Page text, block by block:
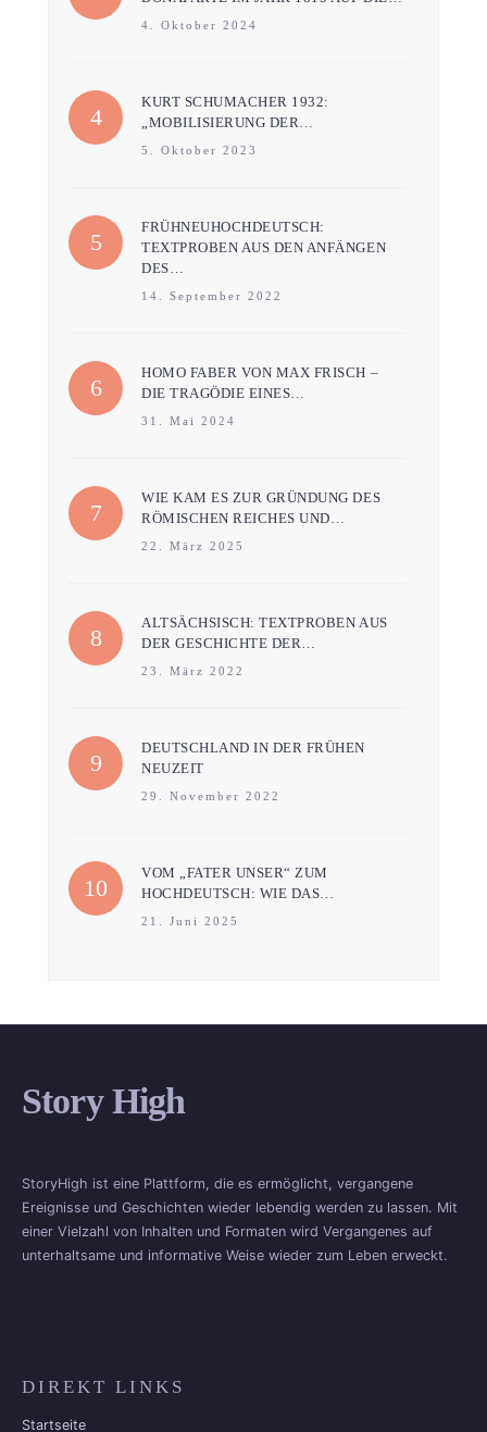
4. Oktober 2024
KURT SCHUMACHER 1932:
„MOBILISIERUNG DER…
5. Oktober 2023
FRÜHNEUHOCHDEUTSCH:
TEXTPROBEN AUS DEN ANFÄNGEN
DES…
14. September 2022
HOMO FABER VON MAX FRISCH –
DIE TRAGÖDIE EINES…
31. Mai 2024
WIE KAM ES ZUR GRÜNDUNG DES
RÖMISCHEN REICHES UND…
22. März 2025
ALTSÄCHSISCH: TEXTPROBEN AUS
DER GESCHICHTE DER…
23. März 2022
DEUTSCHLAND IN DER FRÜHEN
NEUZEIT
29. November 2022
VOM „FATER UNSER“ ZUM
HOCHDEUTSCH: WIE DAS…
21. Juni 2025
Story High
StoryHigh ist eine Plattform, die es ermöglicht, vergangene
Ereignisse und Geschichten wieder lebendig werden zu lassen. Mit
einer Vielzahl von Inhalten und Formaten wird Vergangenes auf
unterhaltsame und informative Weise wieder zum Leben erweckt.
DIREKT LINKS
Startseite